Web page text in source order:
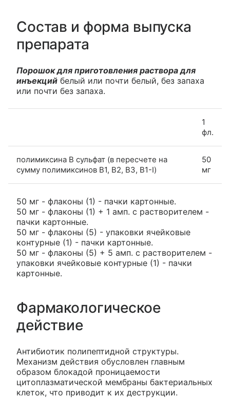
Состав и форма выпуска
препарата
Порошок для приготовления раствора для
инъекций белый или почти белый, без запаха
или почти без запаха.
1
фл.
полимиксина B сульфат (в пересчете на
сумму полимиксинов В1, В2, В3, В1-I)
50
мг
50 мг - флаконы (1) - пачки картонные.
50 мг - флаконы (1) + 1 амп. с растворителем -
пачки картонные.
50 мг - флаконы (5) - упаковки ячейковые
контурные (1) - пачки картонные.
50 мг - флаконы (5) + 5 амп. с растворителем -
упаковки ячейковые контурные (1) - пачки
картонные.
Фармакологическое
действие
Антибиотик полипептидной структуры.
Механизм действия обусловлен главным
образом блокадой проницаемости
цитоплазматической мембраны бактериальных
клеток, что приводит к их деструкции.